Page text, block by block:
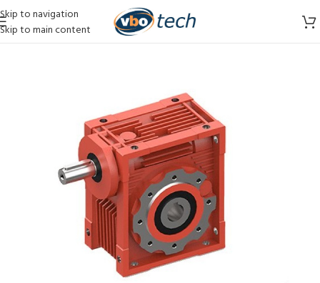
Skip to navigation
Skip to main content